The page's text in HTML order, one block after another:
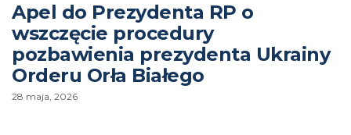
Apel do Prezydenta RP o
wszczęcie procedury
pozbawienia prezydenta Ukrainy
Orderu Orła Białego
28 maja, 2026